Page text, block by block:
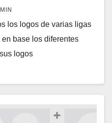
los logos de varias ligas
base los diferentes
logos